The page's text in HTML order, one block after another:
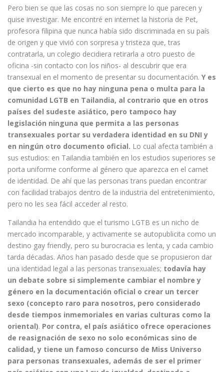
Pero bien se que las cosas no son siempre lo que parecen y
quise investigar. Me encontré en internet la historia de Pet,
profesora filipina que nunca había sido discriminada en su país
de origen y que vivió con sorpresa y tristeza que, tras
contratarla, un colegio decidiera retirarla a otro puesto de
oficina -sin contacto con los niños- al descubrir que era
transexual en el momento de presentar su documentación. Y es
que cierto es que no hay ninguna pena o multa para la
comunidad LGTB en Tailandia, al contrario que en otros
países del sudeste asiático, pero tampoco hay
legislación ninguna que permita a las personas
transexuales portar su verdadera identidad en su DNI y
en ningún otro documento oficial. Lo cual afecta también a
sus estudios: en Tailandia también en los estudios superiores se
porta uniforme conforme al género que aparezca en el carnet
de identidad. De ahí que las personas trans puedan encontrar
con facilidad trabajos dentro de la industria del entretenimiento,
pero no les sea fácil acceder al resto.
Tailandia ha entendido que el turismo LGTB es un nicho de
mercado incomparable, y activamente se autopublicita como un
destino gay friendly, pero su burocracia es lenta, y cada cambio
tarda décadas. Años han pasado desde que se propusieron dar
una identidad legal a las personas transexuales; todavía hay
un debate sobre si simplemente cambiar el nombre y
género en la documentación oficial o crear un tercer
sexo (concepto raro para nosotros, pero considerado
desde tiempos inmemoriales en varias culturas como la
oriental). Por contra, el país asiático ofrece operaciones
de reasignación de sexo no solo económicas sino de
calidad, y tiene un famoso concurso de Miss Universo
para personas transexuales, además de ser el primer